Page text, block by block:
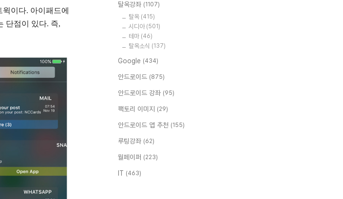
이다. 아이패드에
단점이 있다. 즉,
탈옥강좌 (1107)
탈옥 (415)
시디아 (501)
테마 (46)
탈옥소식 (137)
Google (434)
안드로이드 (875)
안드로이드 강좌 (95)
팩토리 이미지 (29)
안드로이드 앱 추천 (155)
루팅강좌 (62)
월페이퍼 (223)
IT (463)